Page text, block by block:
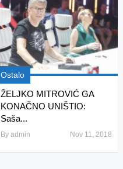
Ostalo
ŽELJKO MITROVIĆ GA
KONAČNO UNIŠTIO:
Saša...
Byadmin Nov 11, 2018